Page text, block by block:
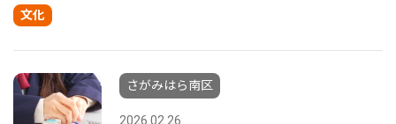
文化
さがみはら南区
2026.02.26